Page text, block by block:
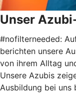
Unser
#nofilterneeded:
berichten unsere
von ihrem Alltag
Unsere Azubis
Ausbildung bei uns